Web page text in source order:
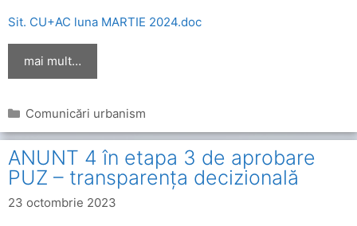
Sit. CU+AC luna MARTIE 2024.doc
mai mult…
Categorii
Comunicări urbanism
ANUNT 4 în etapa 3 de aprobare
PUZ – transparența decizională
23 octombrie 2023